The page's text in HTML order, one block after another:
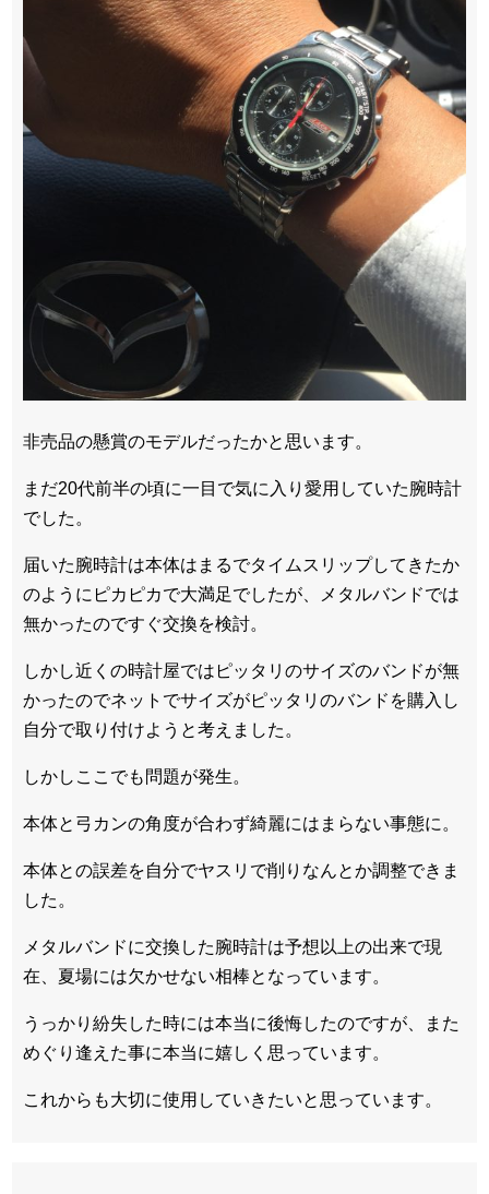
非売品の懸賞のモデルだったかと思います。
まだ20代前半の頃に一目で気に入り愛用していた腕時計
でした。
届いた腕時計は本体はまるでタイムスリップしてきたか
のようにピカピカで大満足でしたが、メタルバンドでは
無かったのですぐ交換を検討。
しかし近くの時計屋ではピッタリのサイズのバンドが無
かったのでネットでサイズがピッタリのバンドを購入し
自分で取り付けようと考えました。
しかしここでも問題が発生。
本体と弓カンの角度が合わず綺麗にはまらない事態に。
本体との誤差を自分でヤスリで削りなんとか調整できま
した。
メタルバンドに交換した腕時計は予想以上の出来で現
在、夏場には欠かせない相棒となっています。
うっかり紛失した時には本当に後悔したのですが、また
めぐり逢えた事に本当に嬉しく思っています。
これからも大切に使用していきたいと思っています。